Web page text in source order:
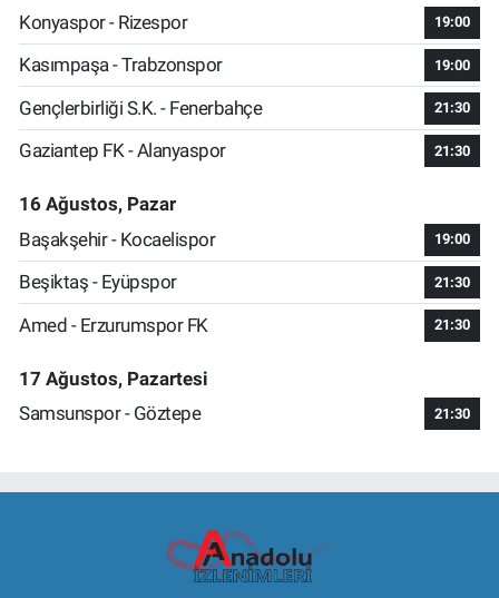
Konyaspor - Rizespor
19:00
Kasımpaşa - Trabzonspor 19:00
Gençlerbirliği S.K. - Fenerbahçe 21:30
Gaziantep FK - Alanyaspor 21:30
16 Ağustos, Pazar
Başakşehir - Kocaelispor
19:00
Beşiktaş - Eyüpspor 21:30
Amed - Erzurumspor FK 21:30
17 Ağustos, Pazartesi
Samsunspor - Göztepe
21:30